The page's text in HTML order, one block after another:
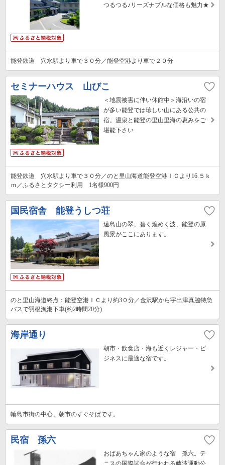
つるつる♪リーズナブルな価格も魅力★
能登鉄道 穴水駅より車で３０分／能登空港より車で２０分
セミナーハウス 山びこ
＜地震被害に伴い休館中＞海沿いの宿
が多い能登では珍しい山にある公共の
宿。温泉と能登の里山里海の恵みをご
堪能下さい
能登鉄道 穴水駅より車で３０分／のと里山海道能登空港ＩＣより16.５ｋ
ｍ／ふるさとタクシー利用 1名様900円
国民宿舎 能登うしつ荘
遠島山の翠、碧く煌めく波、能登の原
風景がここにあります。
のと里山海道終点：能登空港ＩＣより約3０分／金沢駅から宇出津真脇特急
バスで羽根漁港下車(約2時間20分)
海岸通り
朝市・飲食店・海も近くレジャー・ビ
ジネスに最適な宿です。
輪島市街の中心、朝市のすぐそばです。
民宿 孫六
おばあちゃん家のような宿 孫六。テ
ニスの国際試合が行われる藤波運動公